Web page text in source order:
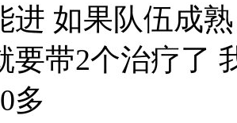
进 如果队伍成
要带2个治疗了
多